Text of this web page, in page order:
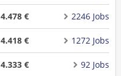
4.478 € 2246 Jobs
4.418 € 1272 Jobs
4.333 € 92 Jobs